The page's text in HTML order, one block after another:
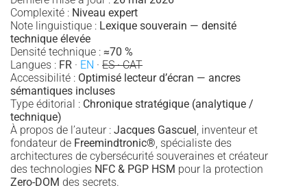
Complexité : Niveau expert
Note linguistique : Lexique souverain — densité
technique élevée
Densité technique : ≈70 %
Langues : FR · EN · ES · CAT
Accessibilité : Optimisé lecteur d’écran — ancres
sémantiques incluses
Type éditorial : Chronique stratégique (analytique /
technique)
À propos de l’auteur : Jacques Gascuel , inventeur et
fondateur de Freemindtronic®, spécialiste des
architectures de cybersécurité souveraines et créateur
des technologies NFC & PGP HSM pour la protection
Zero-DOM des secrets.